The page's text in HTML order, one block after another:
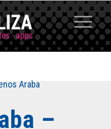
Araba
–